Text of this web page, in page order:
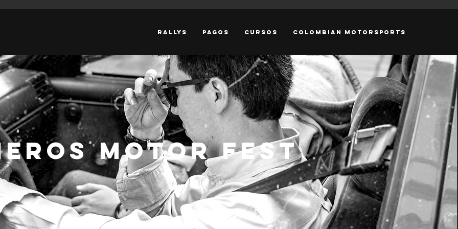
RALLYS PAGOS CURSOS COLOMBIAN MOTORSPORTS
MOTOR FEST